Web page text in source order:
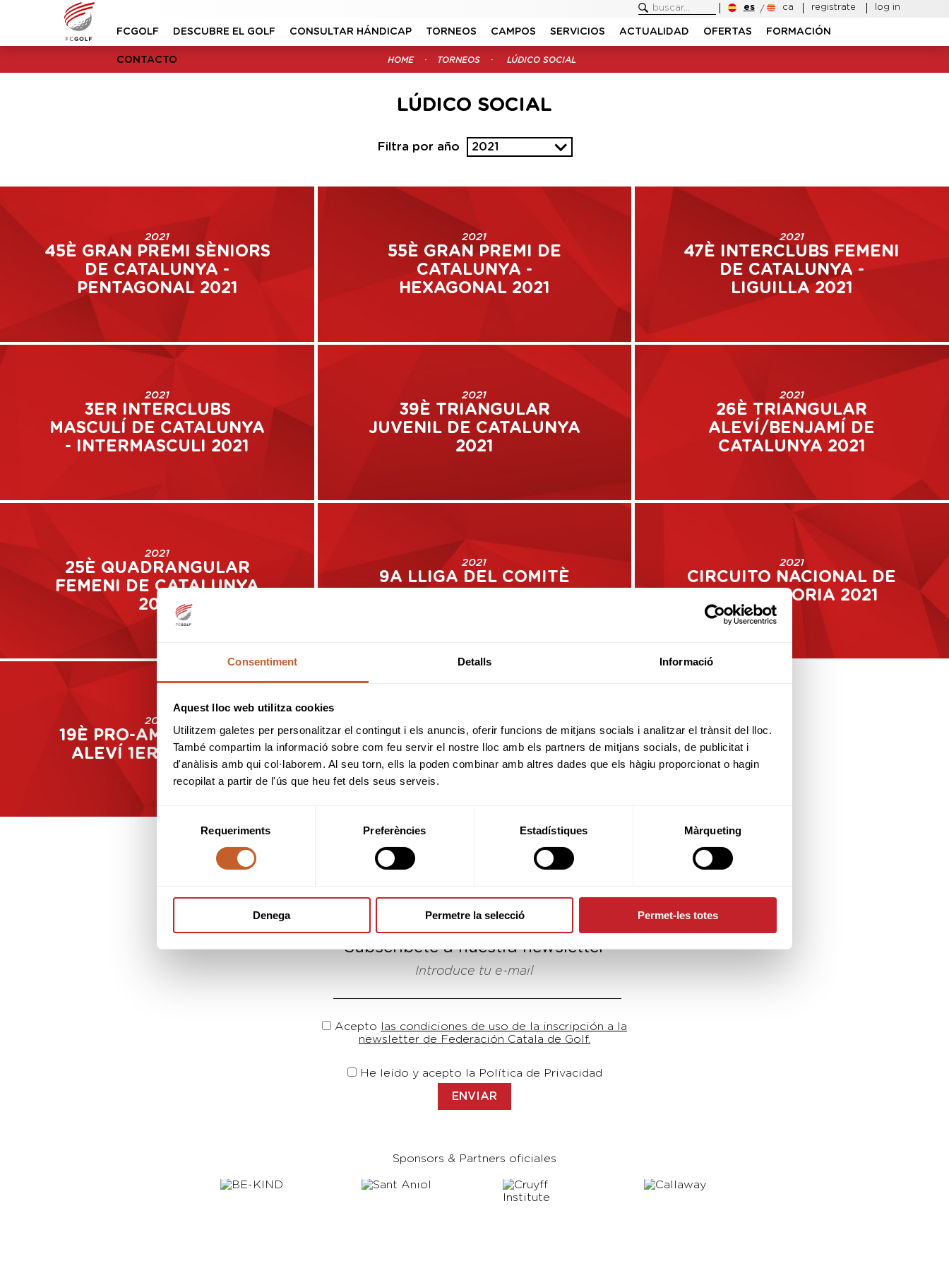
Consentiment Detalls Informació
Aquest lloc web utilitza cookies
Utilitzem galetes per personalitzar el contingut i els anuncis, oferir funcions de mitjans socials i analitzar el trànsit del lloc.
També compartim la informació sobre com feu servir el nostre lloc amb els partners de mitjans socials, de publicitat i
d'anàlisis amb qui col·laborem. Al seu torn, ells la poden combinar amb altres dades que els hàgiu proporcionat o hagin
recopilat a partir de l'ús que heu fet dels seus serveis.
consentiment
Requeriments Preferències Estadístiques Màrqueting
Denega Permetre la selecció Permet-les totes
es ca registrate log in
FCGOLF DESCUBRE EL GOLF CONSULTAR HÁNDICAP TORNEOS CAMPOS SERVICIOS ACTUALIDAD OFERTAS FORMACIÓN
CONTACTO HOME TORNEOS LÚDICO SOCIAL
LÚDICO SOCIAL
Filtra por año 2021
2021
45È GRAN PREMI SÈNIORS
DE CATALUNYA -
PENTAGONAL 2021
2021
55È GRAN PREMI DE
CATALUNYA -
HEXAGONAL 2021
2021
47È INTERCLUBS FEMENI
DE CATALUNYA -
LIGUILLA 2021
2021
3ER INTERCLUBS
MASCULÍ DE CATALUNYA
- INTERMASCULI 2021
2021
39È TRIANGULAR
JUVENIL DE CATALUNYA
2021
2021
26È TRIANGULAR
ALEVÍ/BENJAMÍ DE
CATALUNYA 2021
2021
25È QUADRANGULAR
FEMENI DE CATALUNYA
2021
2021
9A LLIGA DEL COMITÈ
2021
CIRCUITO NACIONAL DE
5A CATEGORIA 2021
2021
19È PRO-AM BENJAMÍ I
ALEVÍ 1ER ANY 2021
¿Quieres estar al día?
Subscríbete a nuestra newsletter
Introduce tu e-mail
Acepto las condiciones de uso de la inscripción a la
newsletter de Federación Catala de Golf.
He leído y acepto la Política de Privacidad
Sponsors & Partners oficiales